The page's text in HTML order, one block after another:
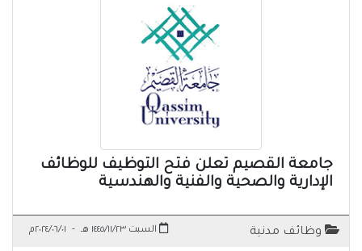
جامعة القصيم تعلن فتح التوظيف للوظائف
الإدارية والصحية والفنية والهندسية
وظائف مدنية السبت ١٤٤٥/١١/٢٣ هـ - ٢٠٢٤/٠٦/٠١م